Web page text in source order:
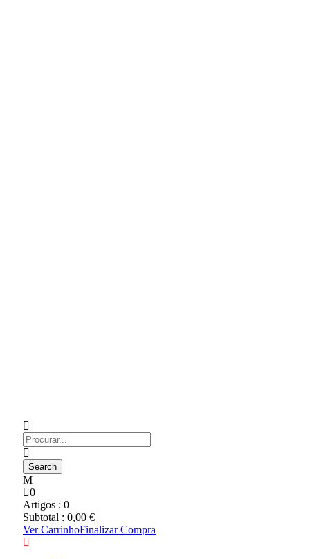
0
Artigos : 0
Subtotal : 0,00 €
Ver CarrinhoFinalizar Compra